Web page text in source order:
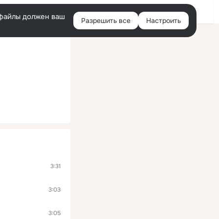
Войти
должен ваш
Разрешить все Настроить
3:31
3:03
3:05